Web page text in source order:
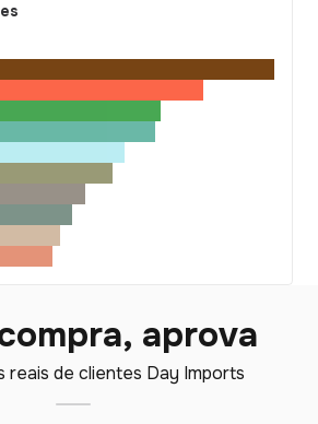
aprova
reais de clientes Day Imports